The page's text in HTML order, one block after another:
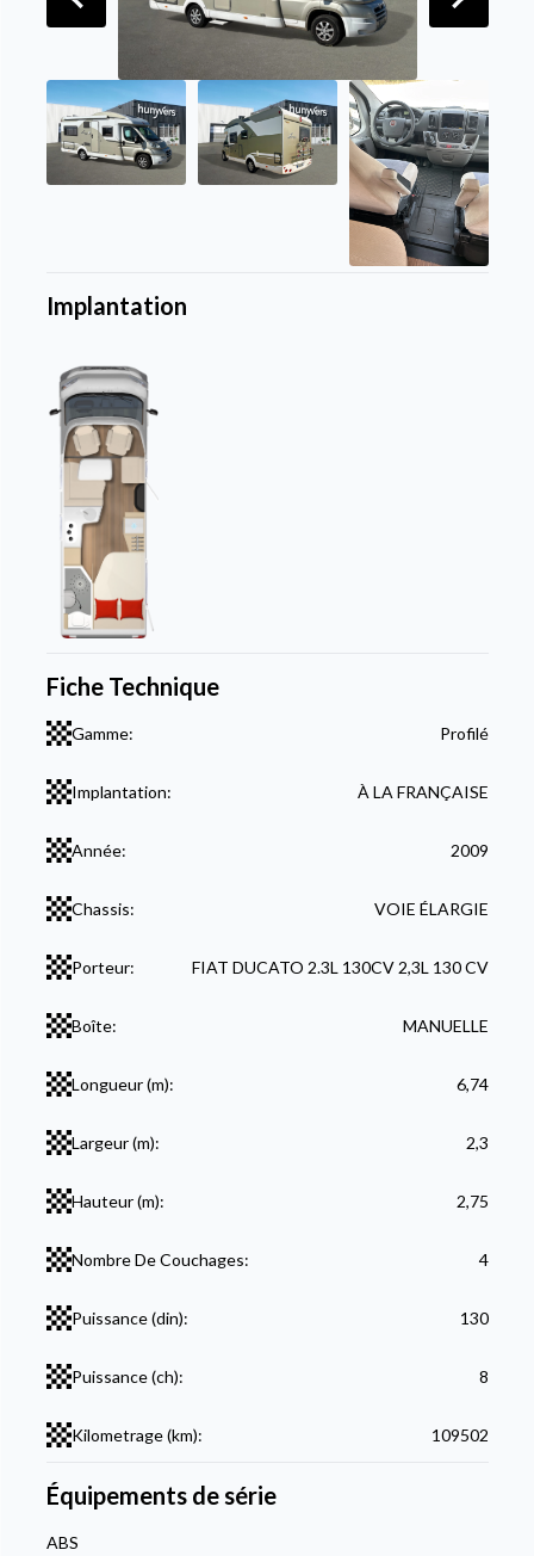
Implantation
Fiche Technique
Gamme: Profilé
Implantation: À LA FRANÇAISE
Année: 2009
Chassis: VOIE ÉLARGIE
Porteur: FIAT DUCATO 2.3L 130CV 2,3L 130 CV
Boîte: MANUELLE
Longueur (m): 6,74
Largeur (m): 2,3
Hauteur (m): 2,75
Nombre De Couchages: 4
Puissance (din): 130
Puissance (ch): 8
Kilometrage (km): 109502
Équipements de série
ABS